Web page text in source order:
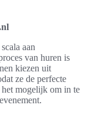
aan
van huren is
kiezen uit
ze de perfecte
het mogelijk om in te